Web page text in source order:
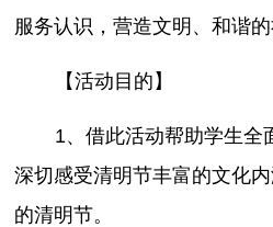
服务认识，营造文明、和谐的
【活动目的】
1、借此活动帮助学生全
深切感受清明节丰富的文化
的清明节。